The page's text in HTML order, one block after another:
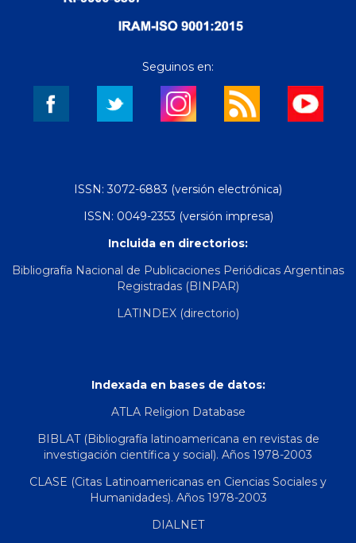
Seguinos en:
ISSN: 3072-6883 (versión electrónica)
ISSN: 0049-2353 (versión impresa)
Incluida en directorios:
Bibliografía Nacional de Publicaciones Periódicas Argentinas
Registradas (BINPAR)
LATINDEX (directorio)
Indexada en bases de datos:
ATLA Religion Database
BIBLAT (Bibliografía latinoamericana en revistas de
investigación científica y social). Años 1978-2003
CLASE (Citas Latinoamericanas en Ciencias Sociales y
Humanidades). Años 1978-2003
DIALNET